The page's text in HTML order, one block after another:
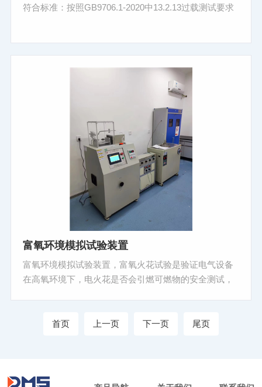
符合标准：按照GB9706.1-2020中13.2.13过载测试要求
富氧环境模拟试验装置
富氧环境模拟试验装置，富氧火花试验是验证电气设备
在高氧环境下，电火花是否会引燃可燃物的安全测试，
首页
上一页 下一页 尾页